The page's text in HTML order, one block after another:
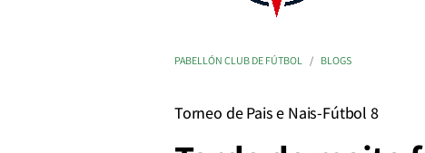
PABELLÓN CLUB DE FÚTBOL BLOGS
Torneo de Pais e Nais-Fútbol 8